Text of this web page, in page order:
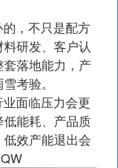
，不只是配方
研发、客户认
落地能力，产
考验。
面临压力会更
能耗、产品质
效产能退出会